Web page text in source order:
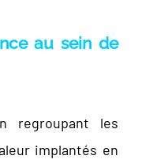
au sein de
regroupant les
implantés en